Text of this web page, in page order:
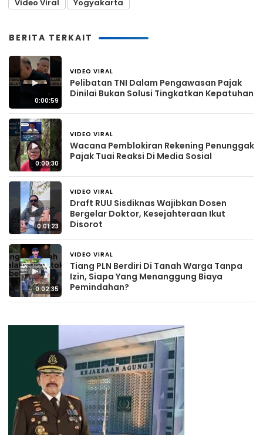
Video Viral
Yogyakarta
BERITA TERKAIT
▶
0:00:59
VIDEO VIRAL
Pelibatan TNI Dalam Pengawasan Pajak
Dinilai Bukan Solusi Tingkatkan Kepatuhan
▶
0:00:30
VIDEO VIRAL
Wacana Pemblokiran Rekening Penunggak
Pajak Tuai Reaksi Di Media Sosial
▶
0:01:23
VIDEO VIRAL
Draft RUU Sisdiknas Wajibkan Dosen
Bergelar Doktor, Kesejahteraan Ikut
Disorot
▶
0:02:35
VIDEO VIRAL
Tiang PLN Berdiri Di Tanah Warga Tanpa
Izin, Siapa Yang Menanggung Biaya
Pemindahan?